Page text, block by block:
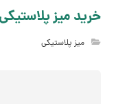
خرید میز
میز پلاستیکی